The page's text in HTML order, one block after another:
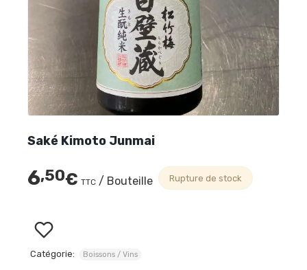
Saké Kimoto Junmai
6,50€ TTC / Bouteille Rupture de stock
Catégorie: Boissons / Vins